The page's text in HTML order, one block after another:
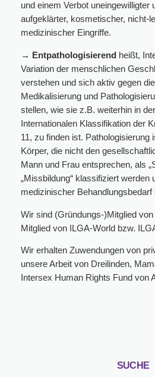
und einem Verbot uneingewilligter
aufgeklärter, kosmetischer, nicht-
medizinischer Eingriffe.
→ Entpathologisierend heißt,
Variation der menschlichen
verstehen und sich aktiv gegen
Medikalisierung und
stellen, wie sie z.B. weiterhin in
Internationalen Klassifikation der
11, zu finden ist. Pathologisierung
Körper, die nicht den
Mann und Frau entsprechen, als
„Missbildung“ klassifiziert werden
medizinischer Behandlungsbedarf
Wir sind (Gründungs-)Mitglied von
Mitglied von ILGA-World bzw.
Wir erhalten Zuwendungen von
unsere Arbeit von Dreilinden,
Intersex Human Rights Fund von
SUCHE